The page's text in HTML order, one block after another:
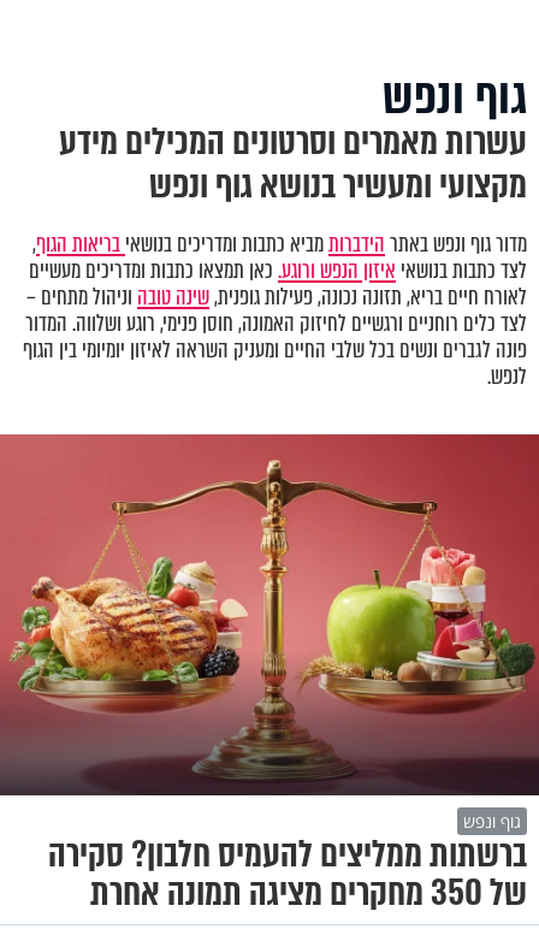
גוף ונפש
עשרות מאמרים וסרטונים המכילים מידע
מקצועי ומעשיר בנושא גוף ונפש
מדור גוף ונפש באתרהידברותמביא כתבות ומדריכים בנושאיבריאות הגוף,
לצד כתבות בנושאי איזון הנפש ורוגע.כאן תמצאו כתבות ומדריכים מעשיים
לאורח חיים בריא, תזונה נכונה, פעילות גופנית,שינה טובה וניהול מתחים –
לצד כלים רוחניים ורגשיים לחיזוק האמונה, חוסן פנימי, רוגע ושלווה. המדור
פונה לגברים ונשים בכל שלבי החיים ומעניק השראה לאיזון יומיומי בין הגוף
לנפש.
גוף ונפש
ברשתות ממליצים להעמיס חלבון? סקירה
של 350 מחקרים מציגה תמונה אחרת